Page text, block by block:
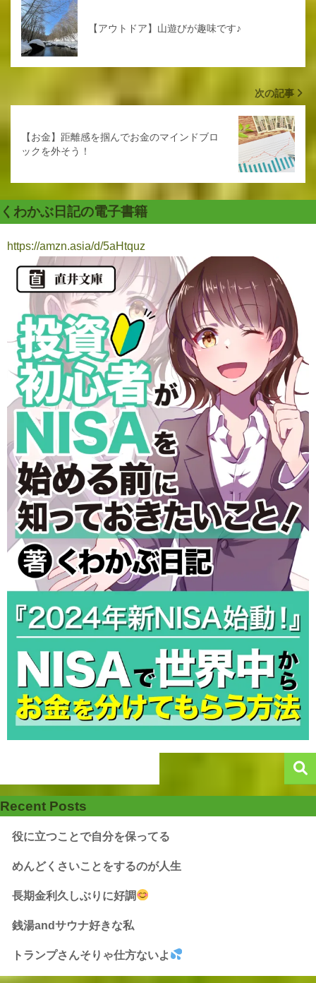
【アウトドア】山遊びが趣味です♪
次の記事
【お金】距離感を掴んでお金のマインドブロ
ックを外そう！
くわかぶ日記の電子書籍
https://amzn.asia/d/5aHtquz
Recent Posts
役に立つことで自分を保ってる
めんどくさいことをするのが人生
長期金利久しぶりに好調
銭湯andサウナ好きな私
トランプさんそりゃ仕方ないよ